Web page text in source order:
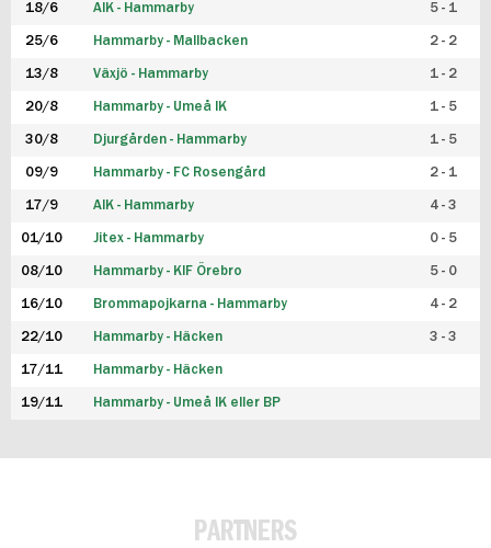
18/6 AIK - Hammarby 5 - 1
25/6 Hammarby - Mallbacken 2 - 2
13/8 Växjö - Hammarby 1 - 2
20/8 Hammarby - Umeå IK 1 - 5
30/8 Djurgården - Hammarby 1 - 5
09/9 Hammarby - FC Rosengård 2 - 1
17/9 AIK - Hammarby 4 - 3
01/10 Jitex - Hammarby 0 - 5
08/10 Hammarby - KIF Örebro 5 - 0
16/10 Brommapojkarna - Hammarby 4 - 2
22/10 Hammarby - Häcken 3 - 3
17/11 Hammarby - Häcken
19/11 Hammarby - Umeå IK eller BP
PARTNERS